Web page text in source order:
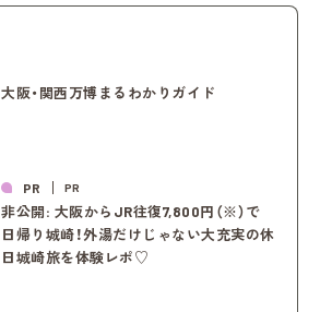
大阪・関西万博まるわかりガイド
PR PR
非公開: 大阪からJR往復7,800円（※）で
日帰り城崎！外湯だけじゃない大充実の休
日城崎旅を体験レポ♡